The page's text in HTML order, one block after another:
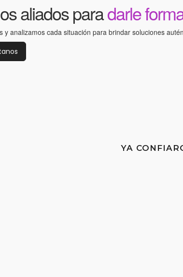
aliados paradarle
y analizamos cada situación para brindar soluciones
YA